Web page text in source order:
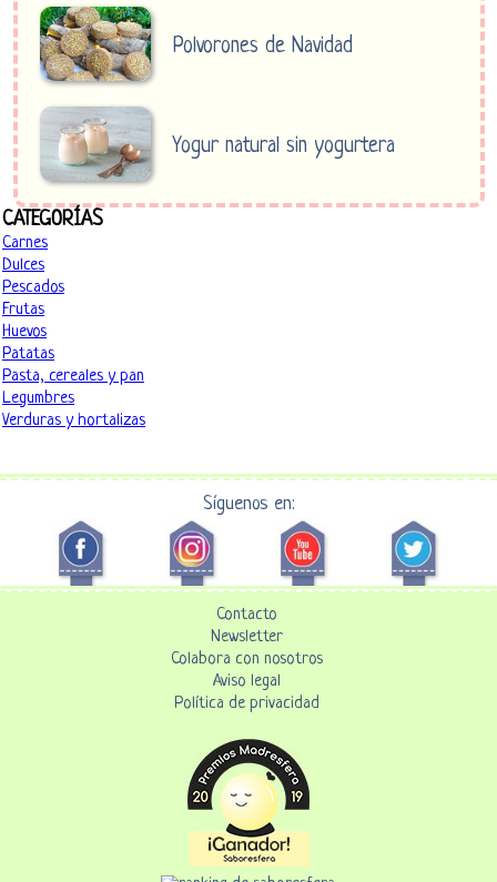
Polvorones de Navidad
Yogur natural sin yogurtera
CATEGORÍAS
Carnes
Dulces
Pescados
Frutas
Huevos
Patatas
Pasta, cereales y pan
Legumbres
Verduras y hortalizas
Síguenos en:
Contacto
Newsletter
Colabora con nosotros
Aviso legal
Política de privacidad